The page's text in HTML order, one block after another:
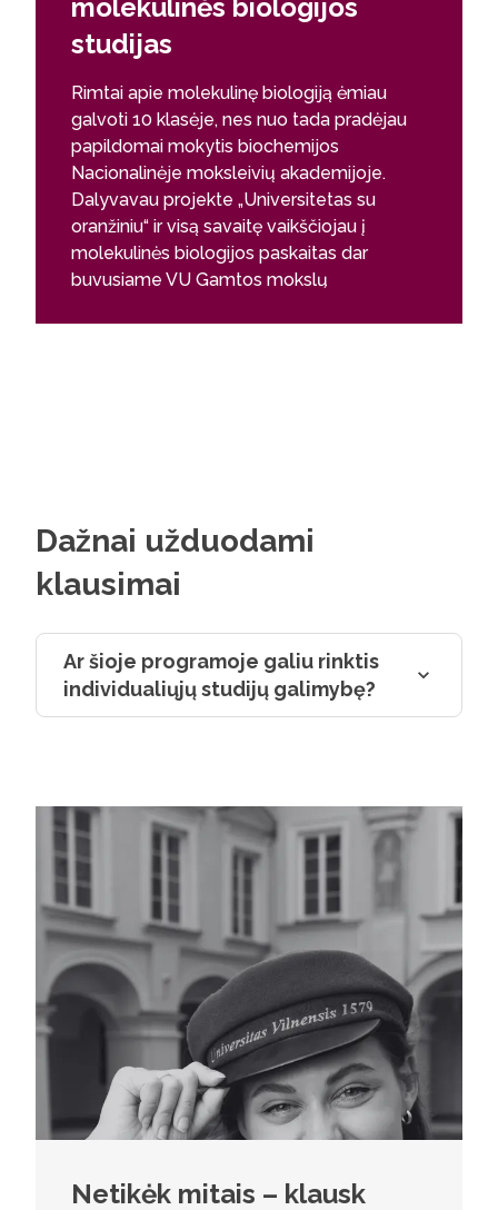
molekulinės biologijos
studijas
Rimtai apie molekulinę biologiją ėmiau
galvoti 10 klasėje, nes nuo tada pradėjau
papildomai mokytis biochemijos
Nacionalinėje moksleivių akademijoje.
Dalyvavau projekte „Universitetas su
oranžiniu“ ir visą savaitę vaikščiojau į
molekulinės biologijos paskaitas dar
buvusiame VU Gamtos mokslų
Dažnai užduodami
klausimai
Ar šioje programoje galiu rinktis
individualiųjų studijų galimybę?
Netikėk mitais – klausk